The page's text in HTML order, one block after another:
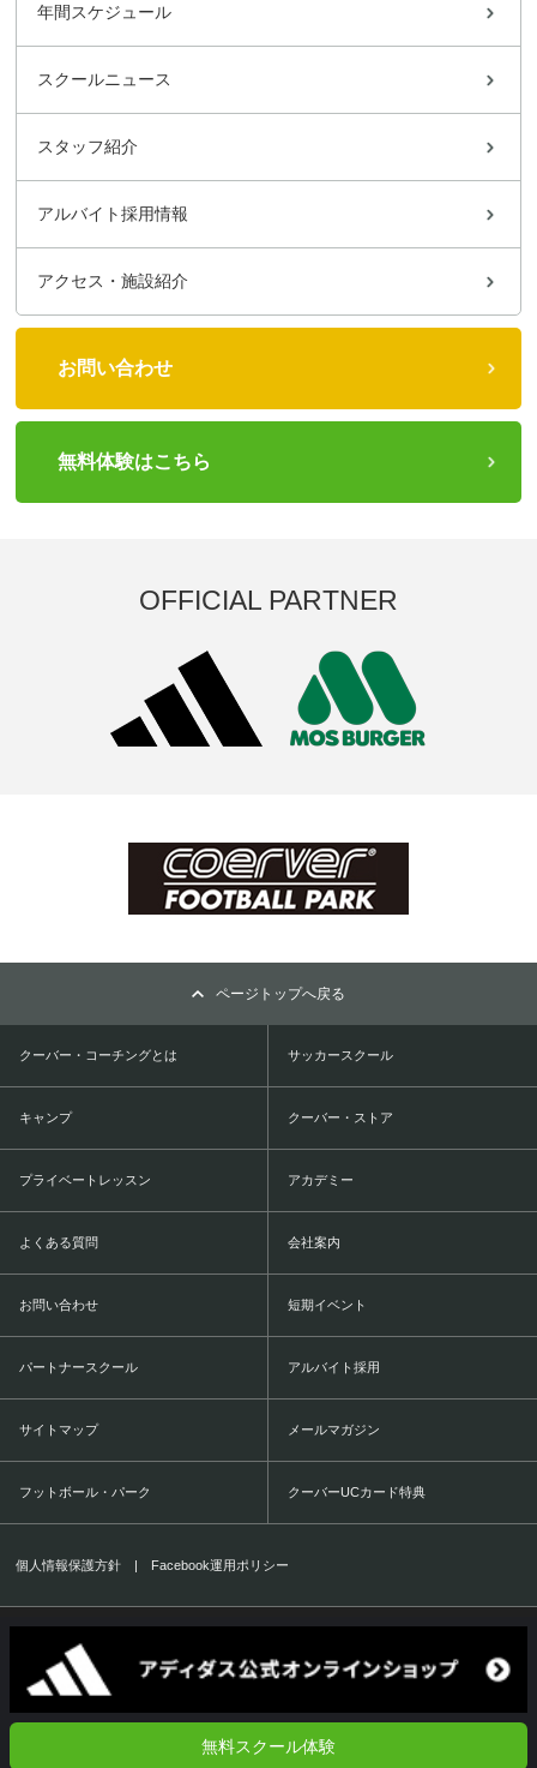
年間スケジュール
スクールニュース
スタッフ紹介
アルバイト採用情報
アクセス・施設紹介
お問い合わせ
無料体験はこちら
無料スクール体験
OFFICIAL PARTNER
ページトップへ戻る
クーバー・コーチングとは サッカースクール
キャンプ クーバー・ストア
プライベートレッスン アカデミー
よくある質問 会社案内
お問い合わせ 短期イベント
パートナースクール アルバイト採用
サイトマップ メールマガジン
フットボール・パーク クーバーUCカード特典
個人情報保護方針 | Facebook運用ポリシー
1999-2016 All Rights Reserved.